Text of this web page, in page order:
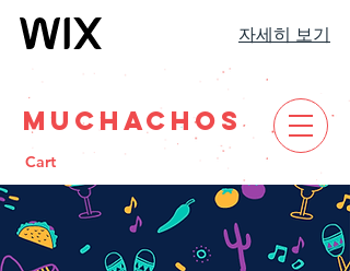
자세히 보기